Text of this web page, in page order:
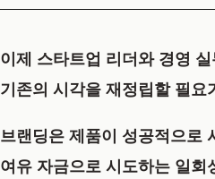
이제 스타트업 리더와 경영
기존의 시각을 재정립할 필요
브랜딩은 제품이 성공적으로
여유 자금으로 시도하는 일회